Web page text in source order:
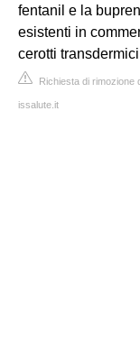
fentanil e la
esistenti in
cerotti
Richiesta di rimozione
issalute.it